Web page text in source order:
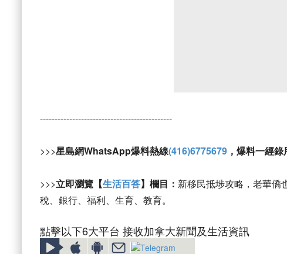
---------------------------------------------
>>>星島網WhatsApp爆料熱線(416)6775679 ，爆料一經錄
>>>立即瀏覽【生活百答】欄目： 新移民抵埗攻略，老華僑
稅、銀行、福利、生育、教育。
點擊以下6大平台 接收加拿大新聞及生活資訊